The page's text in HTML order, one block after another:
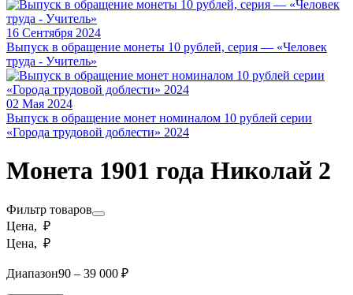
16 Сентября 2024
Выпуск в обращение монеты 10 рублей, серия — «Человек
труда - Учитель»
02 Мая 2024
Выпуск в обращение монет номиналом 10 рублей серии
«Города трудовой доблести» 2024
Монета 1901 года Николай 2
Фильтр товаров
Цена, ₽
Цена, ₽
Диапазон90 – 39 000 ₽